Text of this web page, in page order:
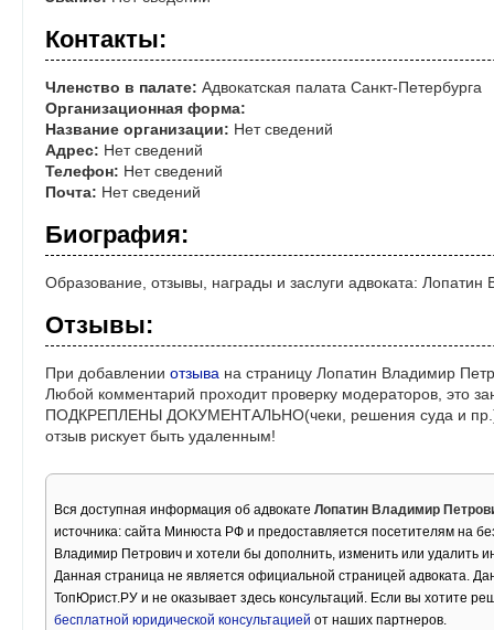
Контакты:
Членство в палате: Адвокатская палата Санкт-Петербурга
Организационная форма:
Название организации: Нет сведений
Адрес: Нет сведений
Телефон: Нет сведений
Почта: Нет сведений
Биография:
Образование, отзывы, награды и заслуги адвоката: Лопатин
Отзывы:
При добавлении отзыва на страницу Лопатин Владимир
Любой комментарий проходит проверку модераторов, это
ПОДКРЕПЛЕНЫ ДОКУМЕНТАЛЬНО(чеки, решения суда и пр.)!
отзыв рискует быть удаленным!
Вся доступная информация об адвокате Лопатин Владимир
источника: сайта Минюста РФ и предоставляется посетителям на
Владимир Петрович и хотели бы дополнить, изменить или удалить
Данная страница не является официальной страницей адвоката.
ТопЮрист.РУ и не оказывает здесь консультаций. Если вы хотите
бесплатной юридической консультацией от наших партнеров.